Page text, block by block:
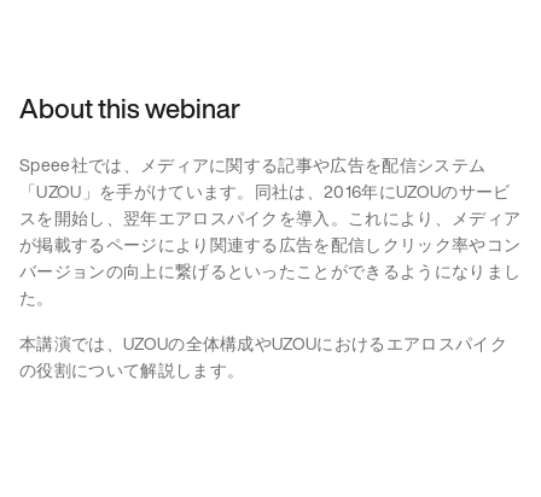
About this webinar
Speee社では、メディアに関する記事や広告を配信システム
「UZOU」を手がけています。同社は、2016年にUZOUのサービ
スを開始し、翌年エアロスパイクを導入。これにより、メディア
が掲載するページにより関連する広告を配信しクリック率やコン
バージョンの向上に繋げるといったことができるようになりまし
た。
本講演では、UZOUの全体構成やUZOUにおけるエアロスパイク
の役割について解説します。